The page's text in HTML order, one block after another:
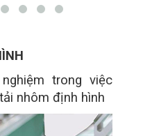
trong việc
nhôm định hình